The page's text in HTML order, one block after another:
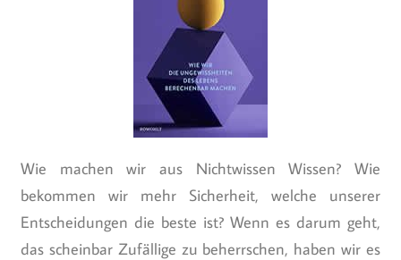
Wie machen wir aus Nichtwissen Wissen? Wie
bekommen wir mehr Sicherheit, welche unserer
Entscheidungen die beste ist? Wenn es darum geht,
das scheinbar Zufällige zu beherrschen, haben wir es